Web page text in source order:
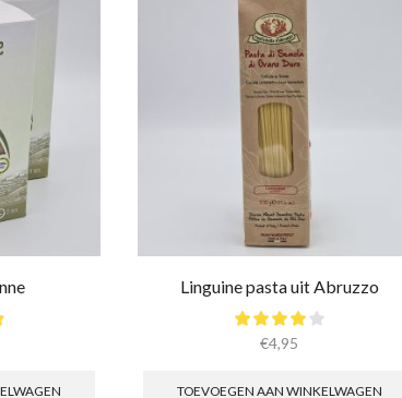
Linguine pasta uit Abruzzo
€4,95
TOEVOEGEN AAN WINKELWAGEN